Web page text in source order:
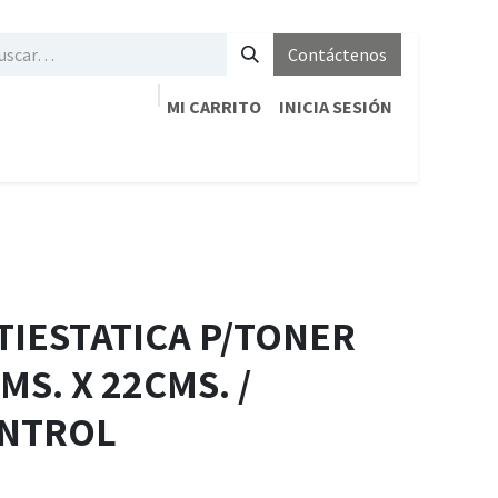
Contáctenos
MI CARRITO
INICIA SESIÓN
P/TONER
X 22CMS. /